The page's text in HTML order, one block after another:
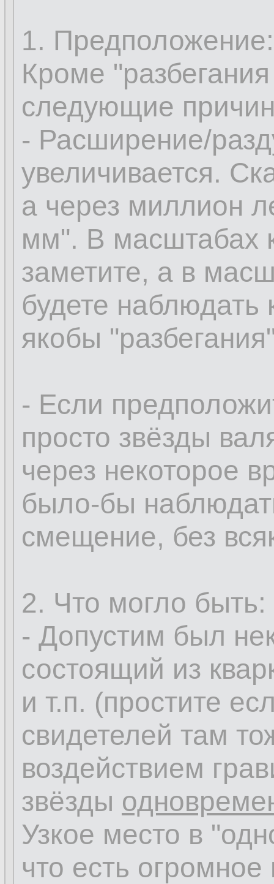
1.
Кроме
следующие
- Расширение/
увеличивается.
а через миллион
мм". В масштабах
заметите, а в
будете
якобы
- Если
просто звёзды
через некоторое
было-бы
смещение, без
2. Что могло быть:
- Допустим был
состоящий из
и т.п. (простите
свидетелей там
воздействием
звёзды
Узкое место в
что есть